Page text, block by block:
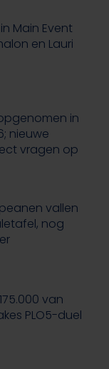
Main Event
en Lauri
in
nieuwe
vragen op
vallen
nog
van
PLO5-duel